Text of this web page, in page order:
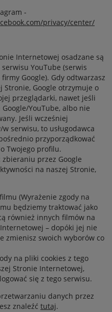
-
privacy/center/
Internetowej osadzane są
YouTube (serwis
Google). Gdy odtwarzasz
Stronie, Google otrzymuje o
przeglądarki, nawet jeśli
YouTube, albo nie
Jeśli wcześniej
w serwisu, to usługodawca
przyporządkować
Twojego profilu.
zbieraniu przez Google
na naszej Stronie,
(Wyrażenie zgody na
będziemy traktować jako
również innych filmów na
– dopóki jej nie
zmienisz swoich wyborów co
na pliki cookies z tego
Stronie Internetowej,
się z tego serwisu.
danych przez
znaleźć tutaj.